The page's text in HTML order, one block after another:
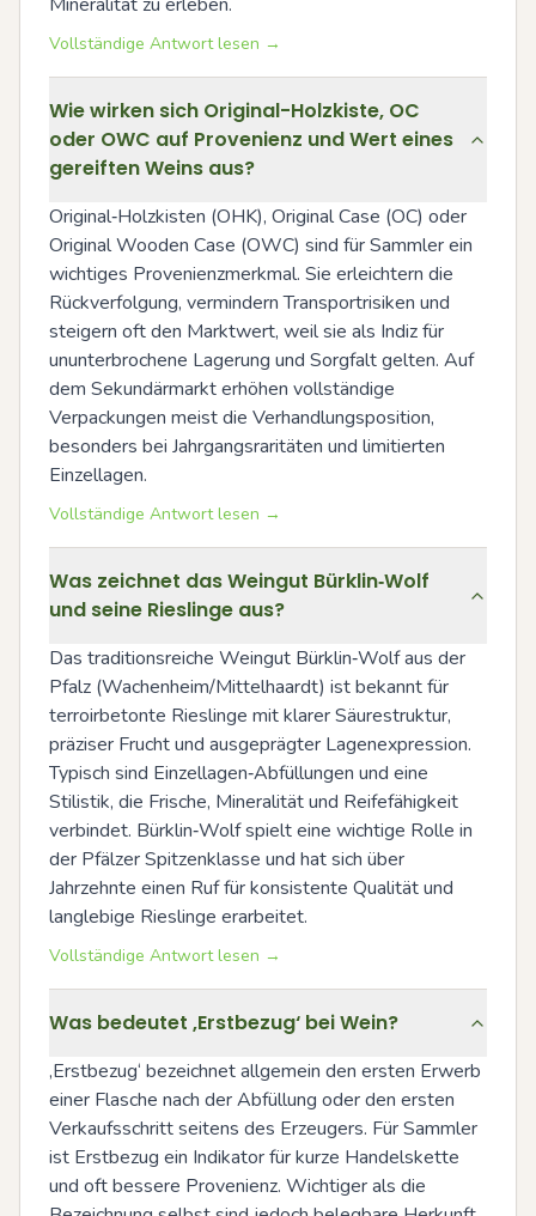
Vollständige Antwort lesen →
Wie wirken sich Original-Holzkiste, OC
oder OWC auf Provenienz und Wert eines
gereiften Weins aus?
Original‑Holzkisten (OHK), Original Case (OC) oder
Original Wooden Case (OWC) sind für Sammler ein
wichtiges Provenienzmerkmal. Sie erleichtern die
Rückverfolgung, vermindern Transportrisiken und
steigern oft den Marktwert, weil sie als Indiz für
ununterbrochene Lagerung und Sorgfalt gelten. Auf
dem Sekundärmarkt erhöhen vollständige
Verpackungen meist die Verhandlungsposition,
besonders bei Jahrgangsraritäten und limitierten
Einzellagen.
Vollständige Antwort lesen →
Was zeichnet das Weingut Bürklin‑Wolf
und seine Rieslinge aus?
Das traditionsreiche Weingut Bürklin‑Wolf aus der
Pfalz (Wachenheim/Mittelhaardt) ist bekannt für
terroirbetonte Rieslinge mit klarer Säurestruktur,
präziser Frucht und ausgeprägter Lagenexpression.
Typisch sind Einzellagen‑Abfüllungen und eine
Stilistik, die Frische, Mineralität und Reifefähigkeit
verbindet. Bürklin‑Wolf spielt eine wichtige Rolle in
der Pfälzer Spitzenklasse und hat sich über
Jahrzehnte einen Ruf für konsistente Qualität und
langlebige Rieslinge erarbeitet.
Vollständige Antwort lesen →
Was bedeutet ‚Erstbezug‘ bei Wein?
‚Erstbezug‘ bezeichnet allgemein den ersten Erwerb
einer Flasche nach der Abfüllung oder den ersten
Verkaufsschritt seitens des Erzeugers. Für Sammler
ist Erstbezug ein Indikator für kurze Handelskette
und oft bessere Provenienz. Wichtiger als die